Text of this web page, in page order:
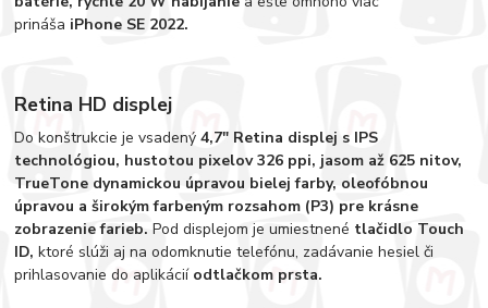
prináša iPhone SE 2022.
Retina HD displej
Do konštrukcie je vsadený 4,7" Retina displej s IPS
technológiou, hustotou pixelov 326 ppi, jasom až 625 nitov,
TrueTone dynamickou úpravou bielej farby, oleofóbnou
úpravou a širokým farbeným rozsahom (P3) pre krásne
zobrazenie farieb. Pod displejom je umiestnené tlačidlo Touch
ID,ktoré slúži aj na odomknutie telefónu, zadávanie hesiel či
prihlasovanie do aplikácií odtlačkom prsta.